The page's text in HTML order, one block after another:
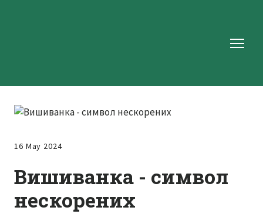
16 May 2024
Вишиванка - символ
нескорених